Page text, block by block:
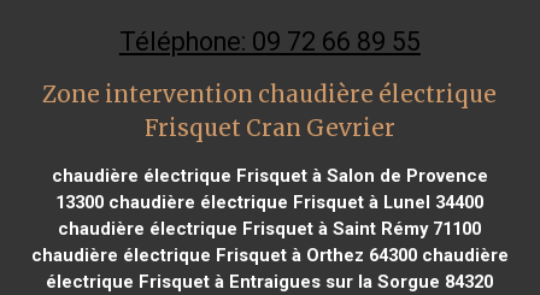
Téléphone: 09 72 66 89 55
Zone intervention chaudière électrique
Frisquet Cran Gevrier
chaudière électrique Frisquet à Salon de Provence
13300 chaudière électrique Frisquet à Lunel 34400
chaudière électrique Frisquet à Saint Rémy 71100
chaudière électrique Frisquet à Orthez 64300chaudière
électrique Frisquet à Entraigues sur la Sorgue 84320